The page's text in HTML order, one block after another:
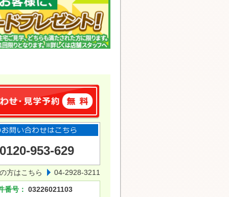
0120-953-629
方はこちら 04-2928-3211
番号： 03226021103